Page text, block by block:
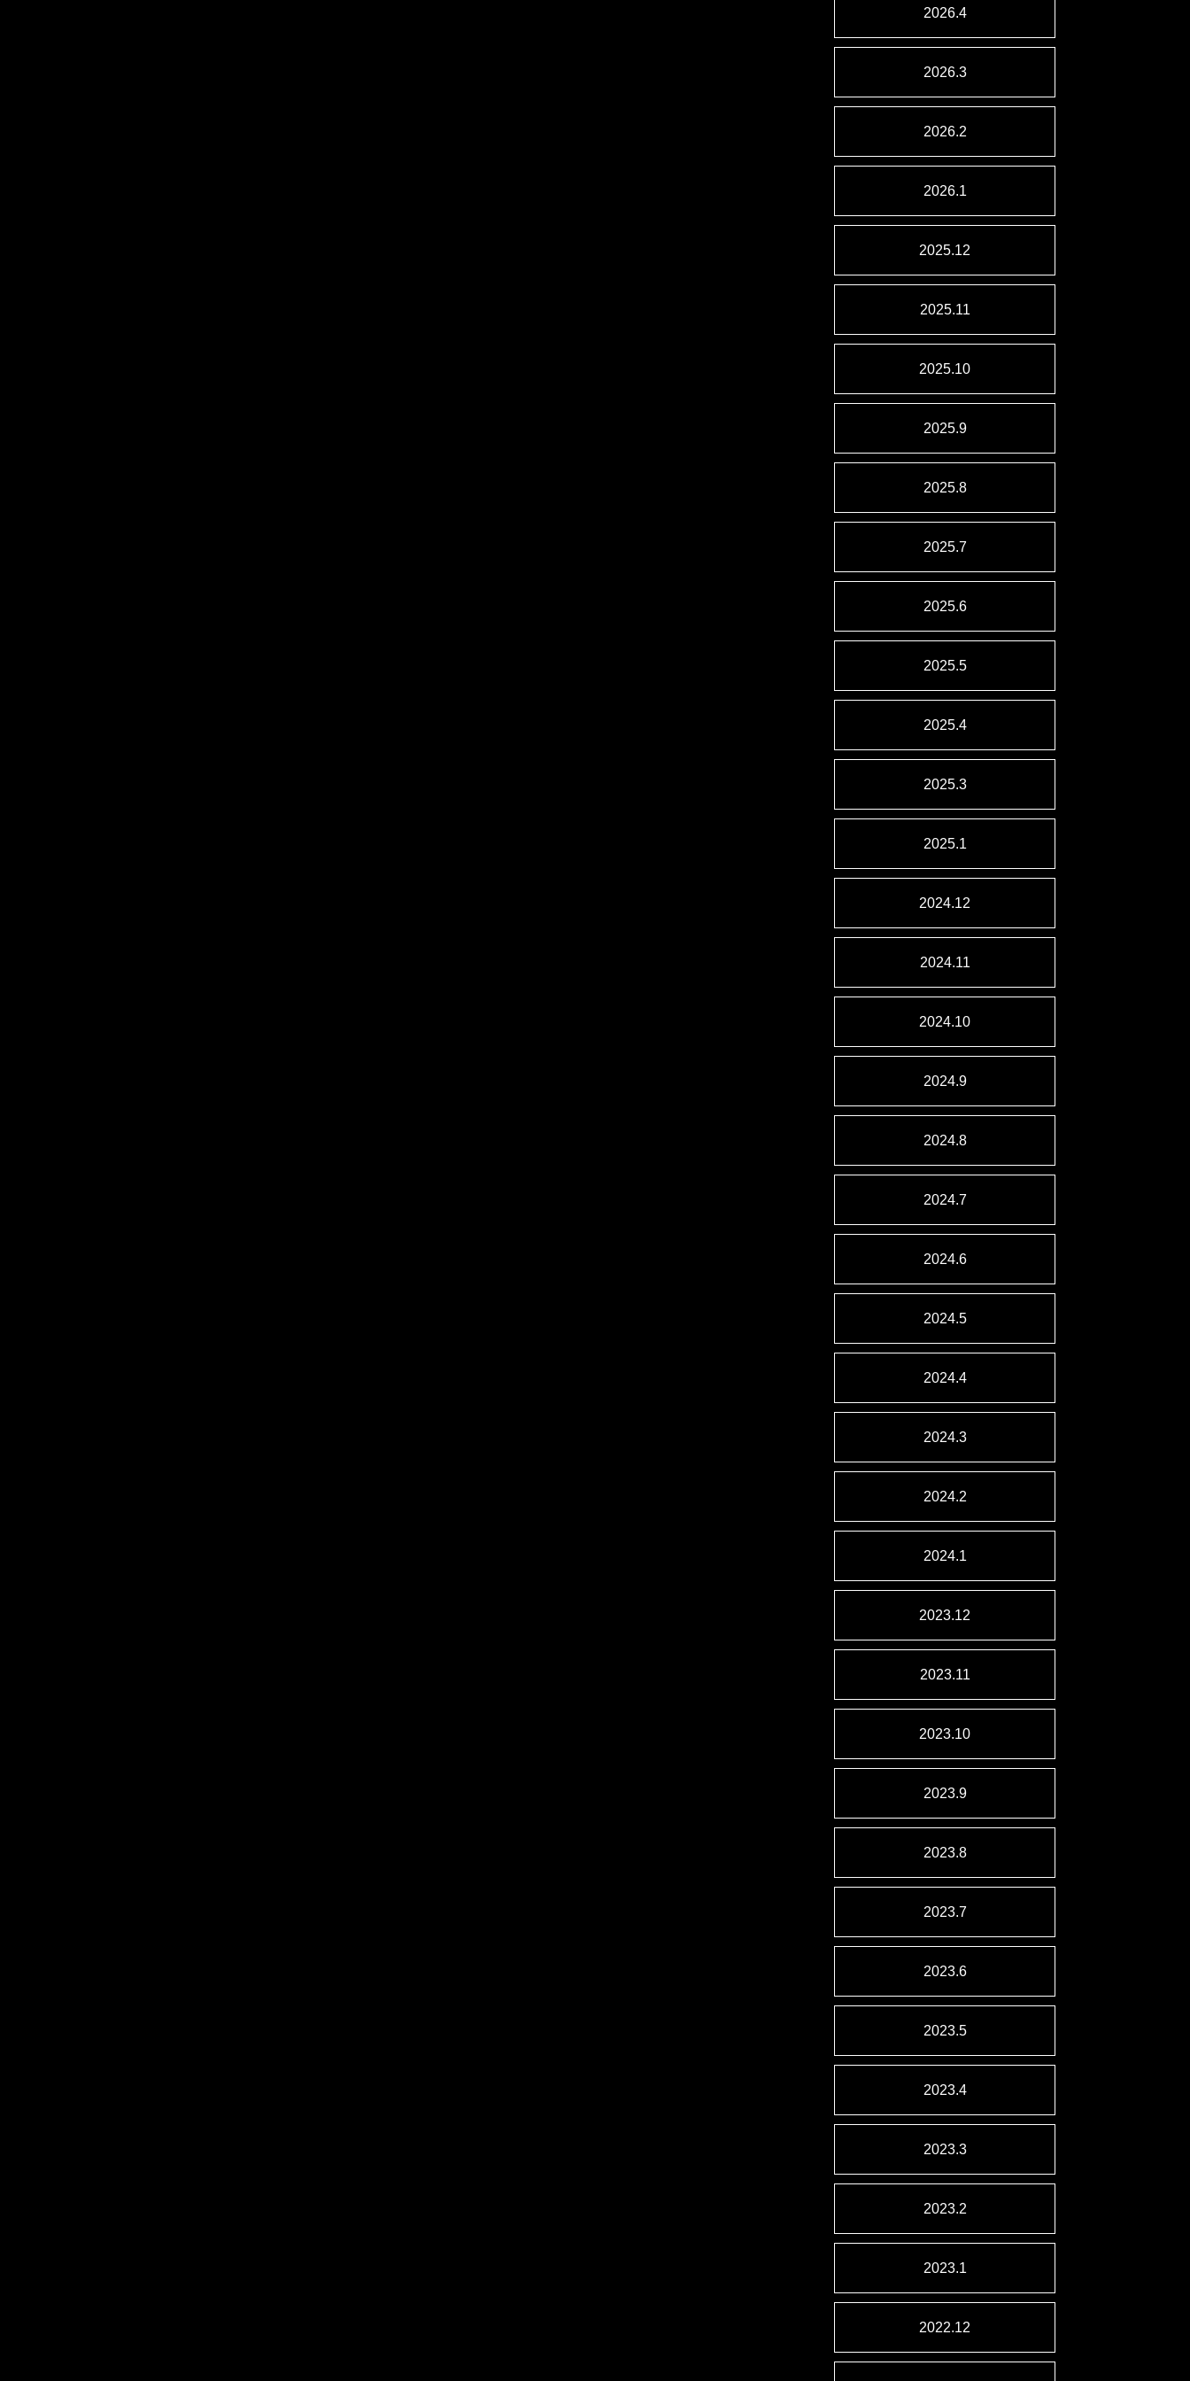
2026.4
2026.3
2026.2
2026.1
2025.12
2025.11
2025.10
2025.9
2025.8
2025.7
2025.6
2025.5
2025.4
2025.3
2025.1
2024.12
2024.11
2024.10
2024.9
2024.8
2024.7
2024.6
2024.5
2024.4
2024.3
2024.2
2024.1
2023.12
2023.11
2023.10
2023.9
2023.8
2023.7
2023.6
2023.5
2023.4
2023.3
2023.2
2023.1
2022.12